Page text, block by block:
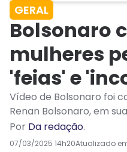
GERAL
Bolsonaro
mulheres
'feias' e
Vídeo de Bolsonaro foi
Renan Bolsonaro, em
Por Da redação.
07/03/2025 14h20Atualizado